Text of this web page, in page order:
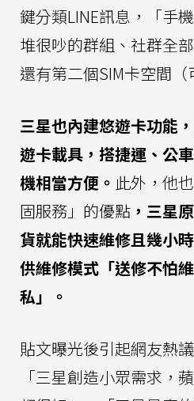
鍵分類LINE訊息，「手
堆很吵的群組、社群全
還有第二個SIM卡空間（
三星也內建悠遊卡功能
遊卡載具，搭捷運、公
機相當方便。 此外，他
固服務」的優點 ，三星
貨就能快速維修且幾小
供維修模式「送修不怕
私」。
貼文曝光後引起網友熱
「三星創造小眾需求，